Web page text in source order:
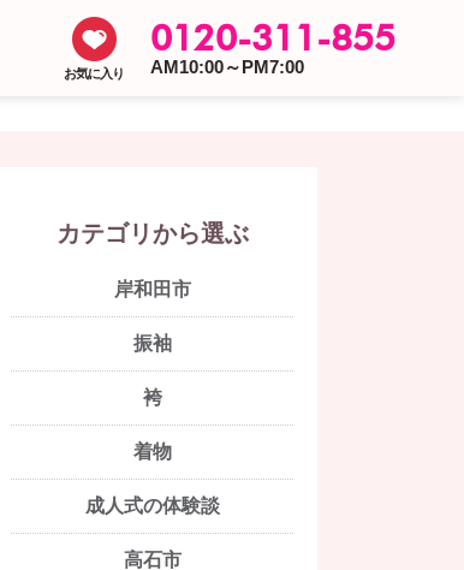
お気に入り
0120-311-855
AM10:00～PM7:00
カテゴリから選ぶ
岸和田市
振袖
袴
着物
成人式の体験談
高石市